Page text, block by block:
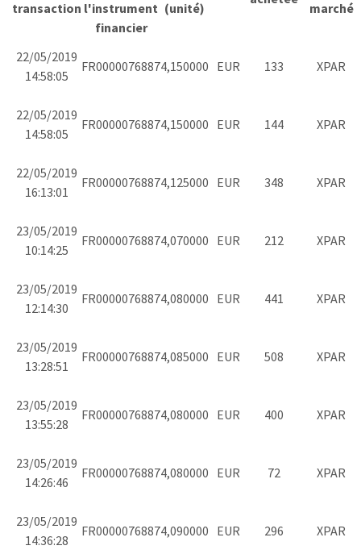
transaction l'instrument
financier
(unité) marché
22/05/2019
14:58:05
FR00000768874,150000 EUR 133 XPAR
22/05/2019
14:58:05
FR00000768874,150000 EUR 144 XPAR
22/05/2019
16:13:01
FR00000768874,125000 EUR 348 XPAR
23/05/2019
10:14:25
FR00000768874,070000 EUR 212 XPAR
23/05/2019
12:14:30
FR00000768874,080000 EUR 441 XPAR
23/05/2019
13:28:51
FR00000768874,085000 EUR 508 XPAR
23/05/2019
13:55:28
FR00000768874,080000 EUR 400 XPAR
23/05/2019
14:26:46
FR00000768874,080000 EUR 72 XPAR
23/05/2019
14:36:28
FR00000768874,090000 EUR 296 XPAR